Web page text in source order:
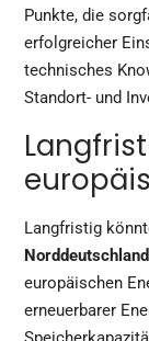
Punkte, die
erfolgreicher
technisches
Standort- und
Langfristig
Norddeutschland
europäischen
erneuerbarer